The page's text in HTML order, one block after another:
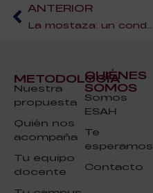
ANTERIOR
METODOLOGÍA
Nuestra
propuesta
Quién nos
acompaña
Tu equipo
docente
QUIÉNES
SOMOS
Somos
ESAH
Te
esperamos
Contacto